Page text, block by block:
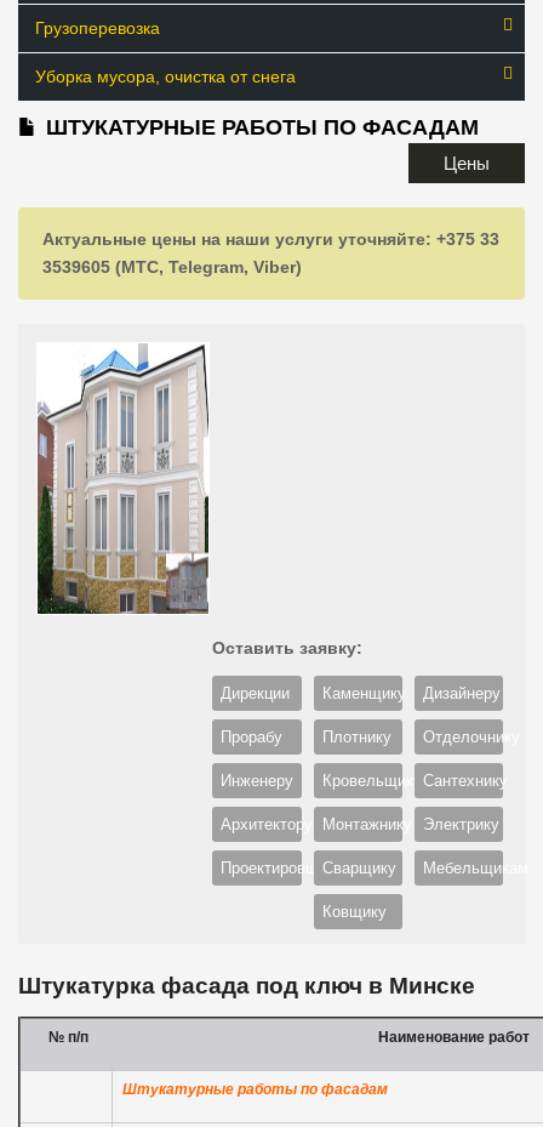
Грузоперевозка
Уборка мусора, очистка от снега
ШТУКАТУРНЫЕ РАБОТЫ ПО ФАСАДАМ
Цены
Актуальные цены на наши услуги уточняйте: +375 33
3539605 (МТС, Telegram, Viber)
Оставить заявку:
Дирекции
Прорабу
Инженеру
Архитектору
Проектировщику
Каменщику
Плотнику
Кровельщику
Монтажнику
Сварщику
Ковщику
Дизайнеру
Отделочнику
Сантехнику
Электрику
Мебельщикам
Штукатурка фасада под ключ в Минске
№ п/п Наименование работ
Штукатурные работы по фасадам